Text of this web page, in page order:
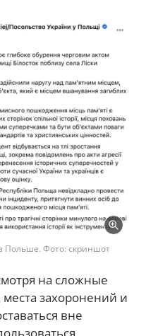
Польше. Фото: скриншот
на сложные
захоронений и
вне